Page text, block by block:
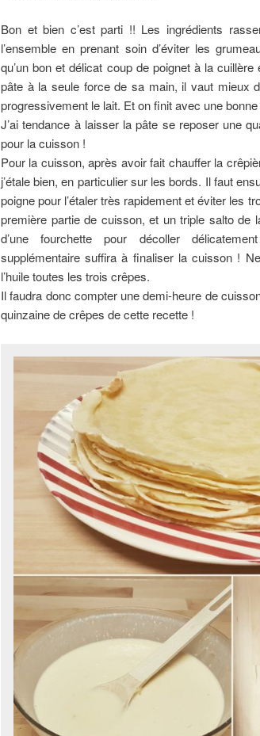
Bon et bien c’est parti !! Les ingrédients
l’ensemble en prenant soin d’éviter les
qu’un bon et délicat coup de poignet à la
pâte à la seule force de sa main, il vaut mieux
progressivement le lait. Et on finit avec une
J’ai tendance à laisser la pâte se reposer une
pour la cuisson !
Pour la cuisson, après avoir fait chauffer la
j’étale bien, en particulier sur les bords. Il faut
poigne pour l’étaler très rapidement et éviter les
première partie de cuisson, et un triple salto de
d’une fourchette pour décoller
supplémentaire suffira à finaliser la cuisson !
l’huile toutes les trois crêpes.
Il faudra donc compter une demi-heure de
quinzaine de crêpes de cette recette !